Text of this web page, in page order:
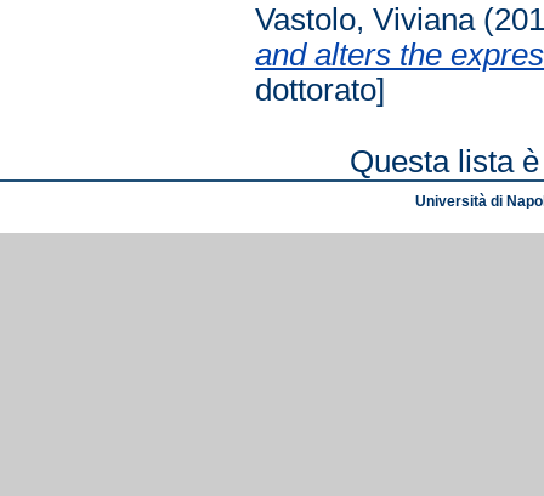
Vastolo, Viviana
and alters the
dottorato]
Questa lista
Università di